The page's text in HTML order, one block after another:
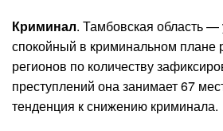
Криминал. Тамбовская область —
спокойный в криминальном плане
регионов по количеству
преступлений она занимает 67
тенденция к снижению криминала.